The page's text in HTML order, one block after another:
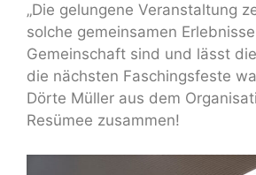
„Die gelungene Veranstaltung
solche gemeinsamen
Gemeinschaft sind und lässt
die nächsten Faschingsfeste
Dörte Müller aus dem
Resümee zusammen!